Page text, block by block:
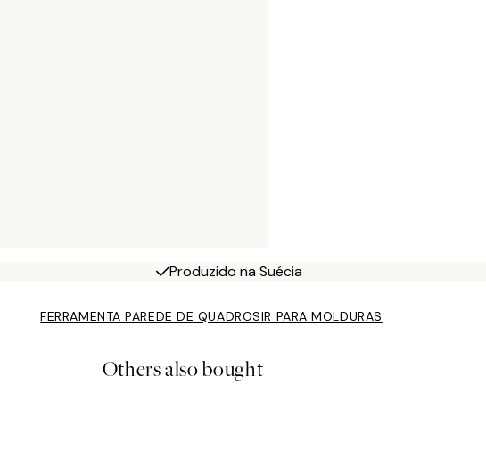
Produzido na Suécia
FERRAMENTA PAREDE DE QUADROSIR PARA MOLDURAS
Others also bought